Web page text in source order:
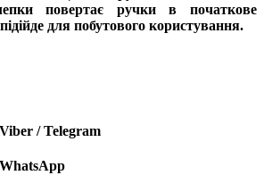
повертає ручки в початкове
для побутового користування.
/ Telegram